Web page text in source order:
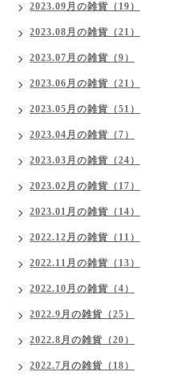
2023.09月の雑貨（19）
2023.08月の雑貨（21）
2023.07月の雑貨（9）
2023.06月の雑貨（21）
2023.05月の雑貨（51）
2023.04月の雑貨（7）
2023.03月の雑貨（24）
2023.02月の雑貨（17）
2023.01月の雑貨（14）
2022.12月の雑貨（11）
2022.11月の雑貨（13）
2022.10月の雑貨（4）
2022.9月の雑貨（25）
2022.8月の雑貨（20）
2022.7月の雑貨（18）